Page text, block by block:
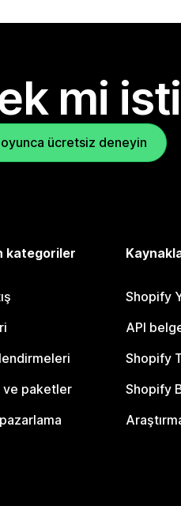
mi
ücretsiz deneyin
kategoriler
ve paketler
Shopify
API
Shopify
Shopify